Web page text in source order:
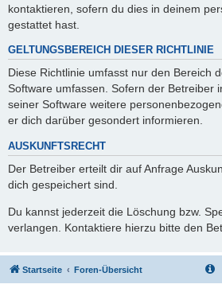
kontaktieren, sofern du dies in deinem
gestattet hast.
GELTUNGSBEREICH DIESER RICHTLINIE
Diese Richtlinie umfasst nur den Bereich
Software umfassen. Sofern der Betreiber
seiner Software weitere
er dich darüber gesondert informieren.
AUSKUNFTSRECHT
Der Betreiber erteilt dir auf Anfrage
dich gespeichert sind.
Du kannst jederzeit die Löschung bzw.
verlangen. Kontaktiere hierzu bitte den
Startseite Foren-Übersicht